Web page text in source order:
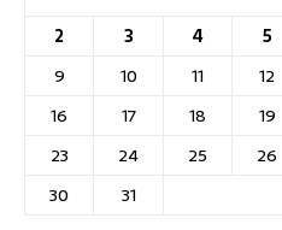
2
3 4 5
9
10 11 12
16
17 18 19
23
24 25 26
30
31